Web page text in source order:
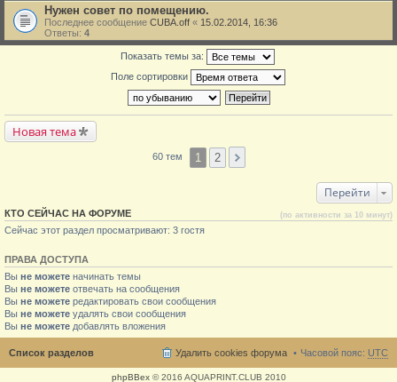
Нужен совет по помещению.
Последнее сообщение CUBA.off « 15.02.2014, 16:36
Ответы: 4
Показать темы за:
Поле сортировки
Новая тема
60 тем 1 2
Перейти
КТО СЕЙЧАС НА ФОРУМЕ (по активности за 10 минут)
Сейчас этот раздел просматривают: 3 гостя
ПРАВА ДОСТУПА
Вы не можете начинать темы
Вы не можете отвечать на сообщения
Вы не можете редактировать свои сообщения
Вы не можете удалять свои сообщения
Вы не можете добавлять вложения
Список разделов Часовой пояс: UTC
Удалить cookies форума
phpBBex© 2016 AQUAPRINT.CLUB 2010